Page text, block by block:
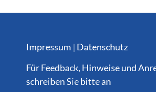
Impressum | Datenschutz
Für Feedback, Hinweise und
schreiben Sie bitte an